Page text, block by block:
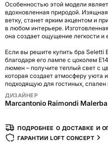
Особенностью этой модели
вдохновленная природой.
ветку, станет ярким акцентом и
в любом интерьере.
она создает ощущение легкости и
Если вы решите купить бра Seletti
благодаря его лампе с цоколем
люмен – получите теплый свет с
которая создает атмосферу уюта
подходящую для гостиных, спален
ДИЗАЙНЕР
Marcantonio Raimondi Malerba
ПОДРОБНЕЕ О ДОСТАВКЕ И
ГАРАНТИИ LOFT CONCEPT